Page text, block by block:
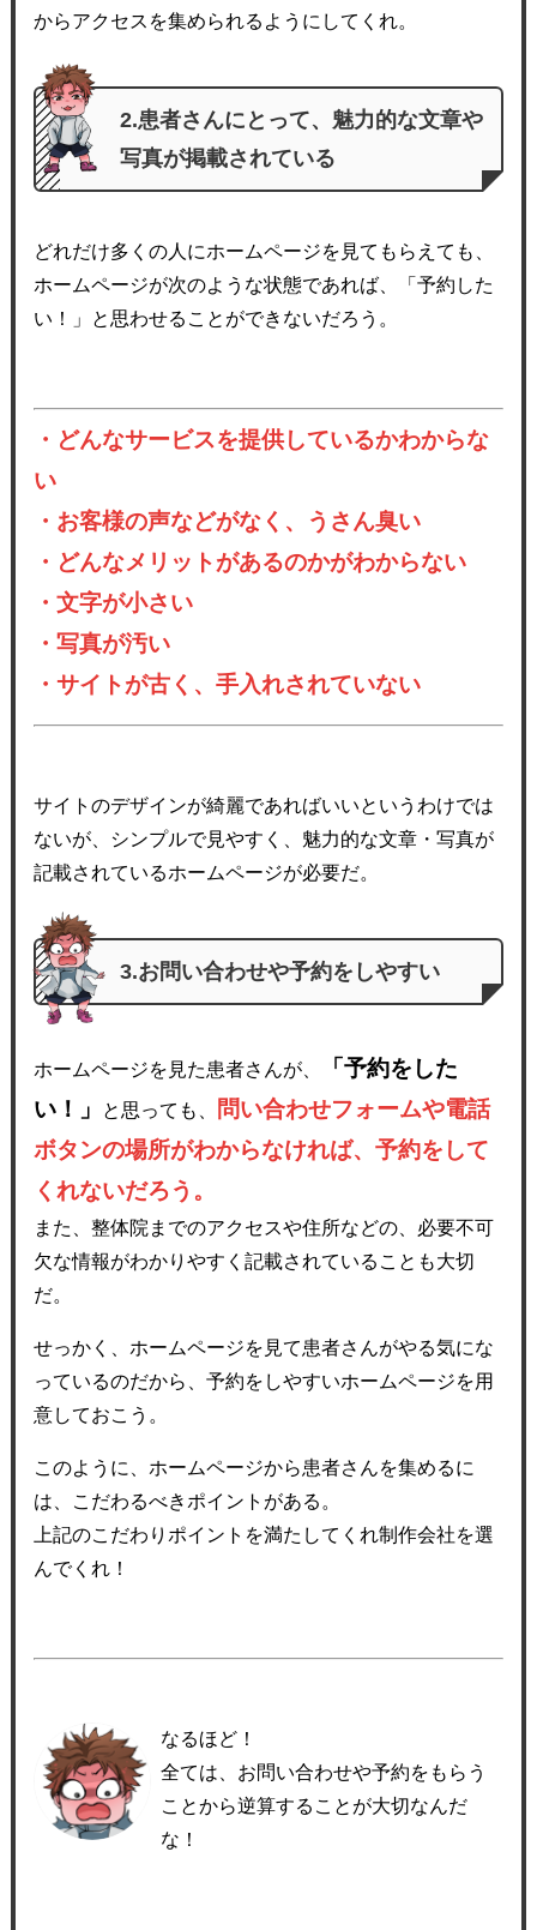
からアクセスを集められるようにしてくれ。
2.患者さんにとって、魅力的な文章や
写真が掲載されている
どれだけ多くの人にホームページを見てもらえても、
ホームページが次のような状態であれば、「予約した
い！」と思わせることができないだろう。
・どんなサービスを提供しているかわからな
い
・お客様の声などがなく、うさん臭い
・どんなメリットがあるのかがわからない
・文字が小さい
・写真が汚い
・サイトが古く、手入れされていない
サイトのデザインが綺麗であればいいというわけでは
ないが、シンプルで見やすく、魅力的な文章・写真が
記載されているホームページが必要だ。
3.お問い合わせや予約をしやすい
ホームページを見た患者さんが、
「予約をした
い！」
と思っても、
問い合わせフォームや電話
ボタンの場所がわからなければ、予約をして
くれないだろう。
また、整体院までのアクセスや住所などの、必要不可
欠な情報がわかりやすく記載されていることも大切
だ。
せっかく、ホームページを見て患者さんがやる気にな
っているのだから、予約をしやすいホームページを用
意しておこう。
このように、ホームページから患者さんを集めるに
は、こだわるべきポイントがある。
上記のこだわりポイントを満たしてくれ制作会社を選
んでくれ！
なるほど！
全ては、お問い合わせや予約をもらう
ことから逆算することが大切なんだ
な！